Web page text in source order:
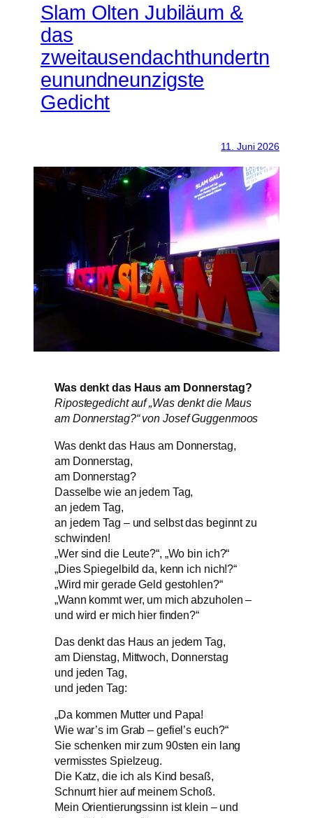
Slam Olten Jubiläum &
das
zweitausendachthundertn
eunundneunzigste
Gedicht
11. Juni 2026
Was denkt das Haus am Donnerstag?
Ripostegedicht auf „Was denkt die Maus
am Donnerstag?“ von Josef Guggenmoos
Was denkt das Haus am Donnerstag,
am Donnerstag,
am Donnerstag?
Dasselbe wie an jedem Tag,
an jedem Tag,
an jedem Tag – und selbst das beginnt zu
schwinden!
„Wer sind die Leute?“, „Wo bin ich?“
„Dies Spiegelbild da, kenn ich nich!?“
„Wird mir gerade Geld gestohlen?“
„Wann kommt wer, um mich abzuholen –
und wird er mich hier finden?“
Das denkt das Haus an jedem Tag,
am Dienstag, Mittwoch, Donnerstag
und jeden Tag,
und jeden Tag:
„Da kommen Mutter und Papa!
Wie war’s im Grab – gefiel’s euch?“
Sie schenken mir zum 90sten ein lang
vermisstes Spielzeug.
Die Katz, die ich als Kind besaß,
Schnurrt hier auf meinem Schoß.
Mein Orientierungssinn ist klein – und